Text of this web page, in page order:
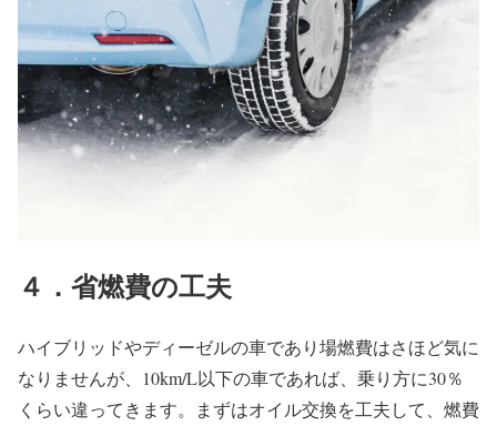
４．省燃費の工夫
ハイブリッドやディーゼルの車であり場燃費はさほど気に
なりませんが、10km/L以下の車であれば、乗り方に30％
くらい違ってきます。まずはオイル交換を工夫して、燃費